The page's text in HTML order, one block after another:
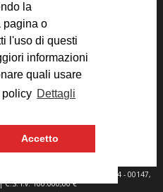
la
pagina o
l'uso di questi
informazioni
quali usare
policy Dettagli
Accetto
: Via C. Colombo 134 - 00147,
C.S. i.v. 100.000,00 €